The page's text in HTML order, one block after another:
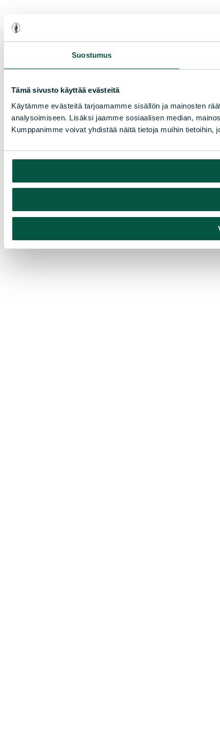
Suostumus
Tämä sivusto käyttää evästeitä
Käytämme evästeitä tarjoamamme sisällön ja mainosten
analysoimiseen. Lisäksi jaamme sosiaalisen median,
Kumppanimme voivat yhdistää näitä tietoja muihin tietoihin,